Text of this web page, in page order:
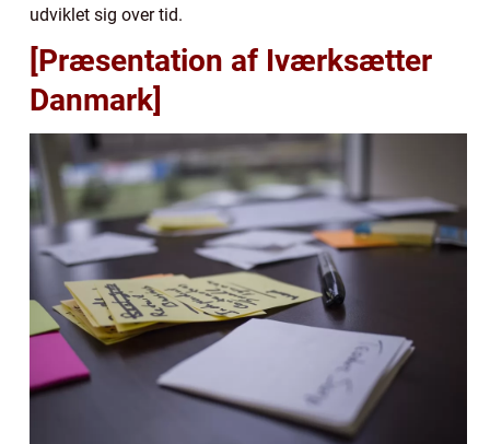
udviklet sig over tid.
[Præsentation af Iværksætter
Danmark]